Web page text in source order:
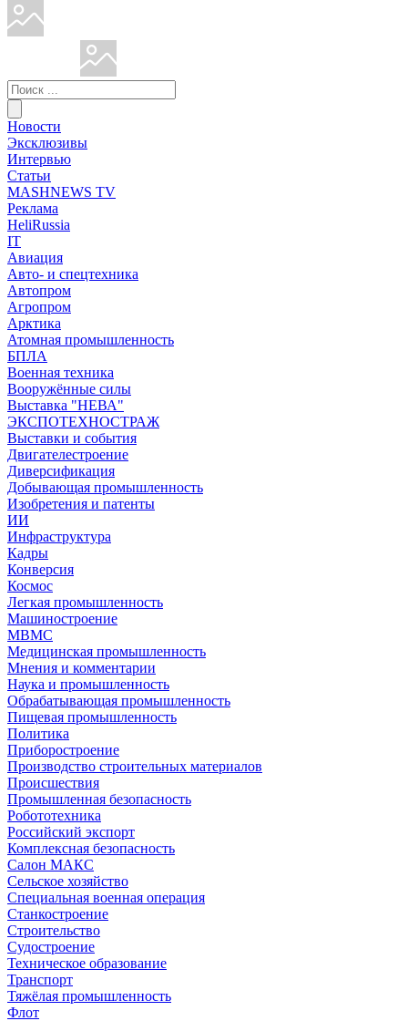
Новости
Эксклюзивы
Интервью
Статьи
MASHNEWS TV
Реклама
HeliRussia
IT
Авиация
Авто- и спецтехника
Автопром
Агропром
Арктика
Атомная промышленность
БПЛА
Военная техника
Вооружённые силы
Выставка "НЕВА"
ЭКСПОТЕХНОСТРАЖ
Выставки и события
Двигателестроение
Диверсификация
Добывающая промышленность
Изобретения и патенты
ИИ
Инфраструктура
Кадры
Конверсия
Космос
Легкая промышленность
Машиностроение
МВМС
Медицинская промышленность
Мнения и комментарии
Наука и промышленность
Обрабатывающая промышленность
Пищевая промышленность
Политика
Приборостроение
Производство строительных материалов
Происшествия
Промышленная безопасность
Робототехника
Российский экспорт
Комплексная безопасность
Салон МАКС
Сельское хозяйство
Специальная военная операция
Станкостроение
Строительство
Судостроение
Техническое образование
Транспорт
Тяжёлая промышленность
Флот